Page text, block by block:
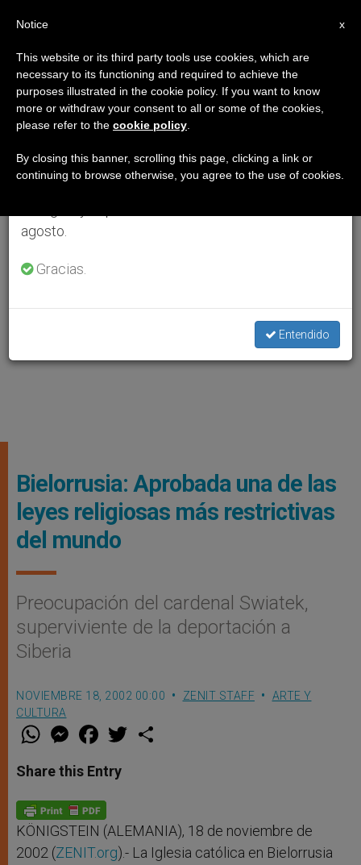
Bielorrusia: Aprobada una de las
leyes religiosas más restrictivas
del mundo
Preocupación del cardenal Swiatek,
superviviente de la deportación a
Siberia
NOVIEMBRE 18, 2002 00:00 ZENIT STAFF
ARTE Y
CULTURA
W
t
s
p
p
M
e
s
e
g
e
r
F
a
e
b
o
k
w
Share this Entry
KÖNIGSTEIN (ALEMANIA), 18 de noviembre de
2002 (ZENIT.org).- La Iglesia católica en Bielorrusia
×
Aviso importante
Del 27 de julio al 7 de agosto haremos la pausa
anual, aprovechando que en el periodo de verano
se generan menos informaciones y también el
agosto.
Gracias.
Entendido
x
Notice
This website or its third party tools use cookies, which are
necessary to its functioning and required to achieve the
purposes illustrated in the cookie policy. If you want to know
more or withdraw your consent to all or some of the cookies,
please refer to the cookie policy
By closing this banner, scrolling this page, clicking a link or
continuing to browse otherwise, you agree to the use of cookies.